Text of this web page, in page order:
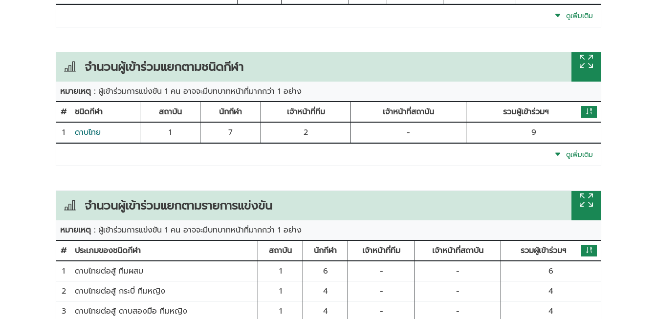
ดูเพิ่มเติม
จำนวนผู้เข้าร่วมแยกตามชนิดกีฬา
หมายเหตุ : ผู้เข้าร่วมการแข่งขัน 1 คน อาจจะมีบทบาทหน้าที่มากกว่า 1 อย่าง
#
ชนิดกีฬา สถาบัน นักกีฬา เจ้าหน้าที่ทีม เจ้าหน้าที่สถาบัน
รวมผู้เข้าร่วมฯ
1
ดาบไทย 1 7 2 - 9
ดูเพิ่มเติม
จำนวนผู้เข้าร่วมแยกตามรายการแข่งขัน
หมายเหตุ : ผู้เข้าร่วมการแข่งขัน 1 คน อาจจะมีบทบาทหน้าที่มากกว่า 1 อย่าง
#
ประเภมของชนิดกีฬา สถาบัน นักกีฬา เจ้าหน้าที่ทีม เจ้าหน้าที่สถาบัน
รวมผู้เข้าร่วมฯ
1
ดาบไทยต่อสู้ ทีมผสม 1 6 - -
6
2
ดาบไทยต่อสู้ กระบี่ ทีมหญิง 1 4 - -
4
3
ดาบไทยต่อสู้ ดาบสองมือ ทีมหญิง 1 4 - -
4